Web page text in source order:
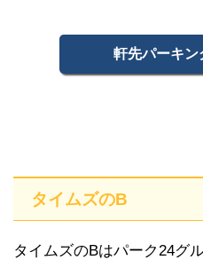
軒先パーキン
タイムズのB
タイムズのBはパーク24グ